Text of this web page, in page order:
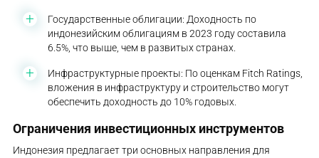
Государственные облигации: Доходность по
индонезийским облигациям в 2023 году составила
6.5%, что выше, чем в развитых странах.
Инфраструктурные проекты: По оценкам Fitch Ratings,
вложения в инфраструктуру и строительство могут
обеспечить доходность до 10% годовых.
Ограничения инвестиционных инструментов
Индонезия предлагает три основных направления для